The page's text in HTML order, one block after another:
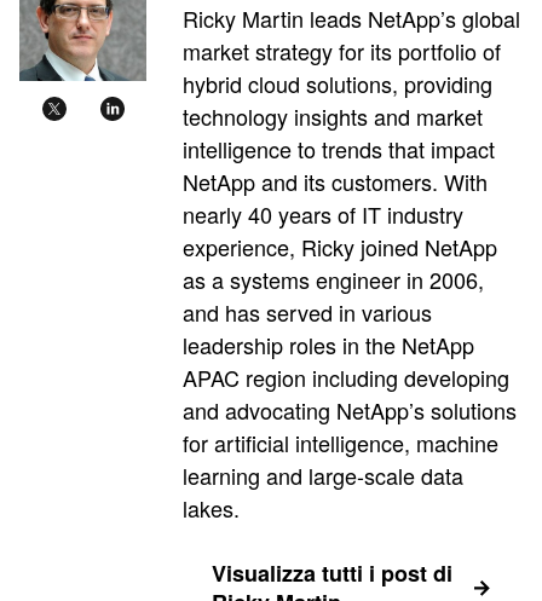
Ricky Martin leads NetApp’s global
market strategy for its portfolio of
hybrid cloud solutions, providing
technology insights and market
intelligence to trends that impact
NetApp and its customers. With
nearly 40 years of IT industry
experience, Ricky joined NetApp
as a systems engineer in 2006,
and has served in various
leadership roles in the NetApp
APAC region including developing
and advocating NetApp’s solutions
for artificial intelligence, machine
learning and large-scale data
lakes.
Visualizza tutti i post di